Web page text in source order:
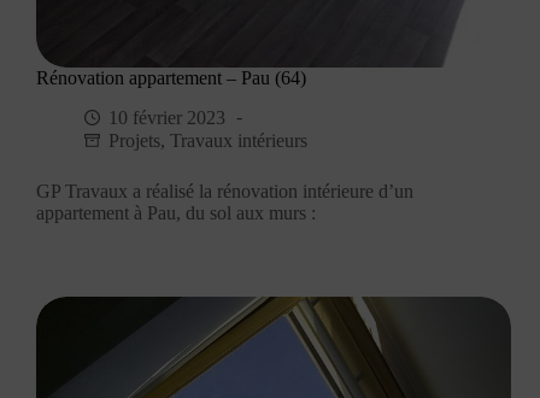
Rénovation appartement – Pau (64)
10 février 2023
Projets, Travaux intérieurs
GP Travaux a réalisé la rénovation intérieure d’un
appartement à Pau, du sol aux murs :